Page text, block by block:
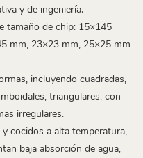
y de ingeniería.
tamaño de chip: 15×145
mm, 23×23 mm, 25×25 mm
incluyendo cuadradas,
triangulares, con
irregulares.
cocidos a alta temperatura,
baja absorción de agua,